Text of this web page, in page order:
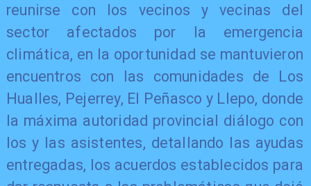
reunirse con los vecinos y vecinas del
sector afectados por la emergencia
climática, en la oportunidad se mantuvieron
encuentros con las comunidades de Los
Hualles, Pejerrey, El Peñasco y Llepo, donde
la máxima autoridad provincial diálogo con
los y las asistentes, detallando las ayudas
entregadas, los acuerdos establecidos para